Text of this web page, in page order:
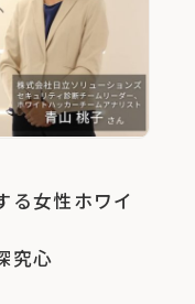
る女性ホワイ
究心